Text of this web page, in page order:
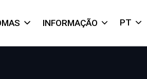
INFORMAÇÃO PT